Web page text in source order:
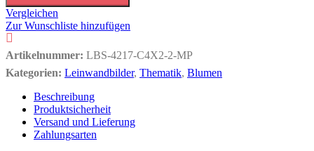
Vergleichen
Zur Wunschliste hinzufügen
Artikelnummer: LBS-4217-C4X2-2-MP
Kategorien: Leinwandbilder, Thematik, Blumen
Beschreibung
Produktsicherheit
Versand und Lieferung
Zahlungsarten